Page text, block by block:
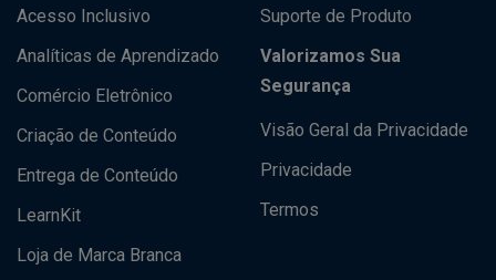
Acesso Inclusivo
Analíticas de Aprendizado
Comércio Eletrônico
Criação de Conteúdo
Entrega de Conteúdo
LearnKit
Loja de Marca Branca
Suporte de Produto
Valorizamos Sua
Segurança
Visão Geral da Privacidade
Privacidade
Termos